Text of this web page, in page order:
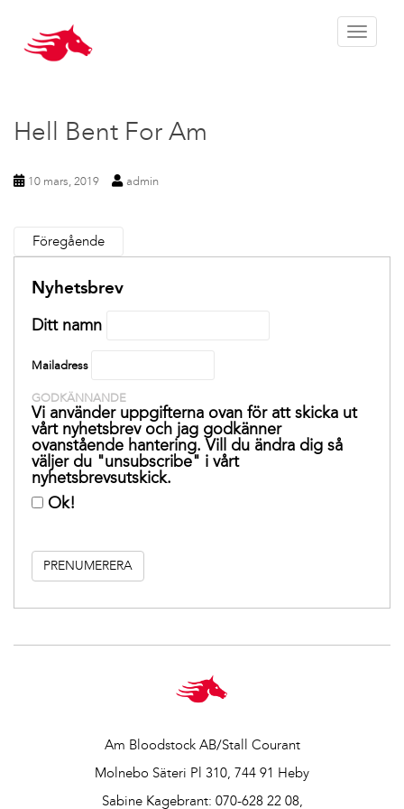
Toggle
Hell Bent For Am
10 mars, 2019 admin
Föregående
Nyhetsbrev
Ditt namn
Mailadress
GODKÄNNANDE
Vi använder uppgifterna ovan för att skicka ut
vårt nyhetsbrev och jag godkänner
ovanstående hantering. Vill du ändra dig så
väljer du "unsubscribe" i vårt
nyhetsbrevsutskick.
Ok!
Am Bloodstock AB/Stall Courant
Molnebo Säteri Pl 310, 744 91 Heby
Sabine Kagebrant: 070-628 22 08,